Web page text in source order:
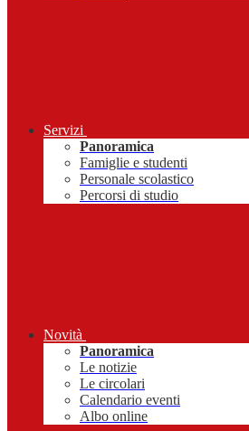
Servizi
Panoramica
Famiglie e studenti
Personale scolastico
Percorsi di studio
Novità
Panoramica
Le notizie
Le circolari
Calendario eventi
Albo online